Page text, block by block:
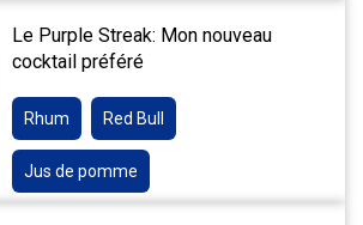
Le Purple Streak: Mon nouveau
cocktail préféré
Rhum Red Bull
Jus de pomme